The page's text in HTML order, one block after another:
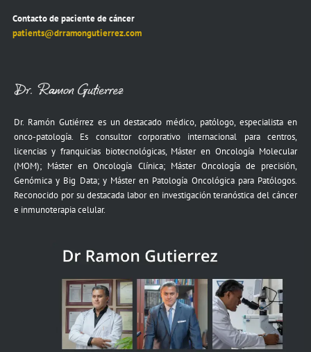
Contacto de paciente de cáncer
patients@drramongutierrez.com
Dr. Ramón Gutiérrez es un destacado médico, patólogo, especialista en
onco-patología. Es consultor corporativo internacional para centros,
licencias y franquicias biotecnológicas, Máster en Oncología Molecular
(MOM); Máster en Oncología Clínica; Máster Oncología de precisión,
Genómica y Big Data; y Máster en Patología Oncológica para Patólogos.
Reconocido por su destacada labor en investigación teranóstica del cáncer
e inmunoterapia celular.